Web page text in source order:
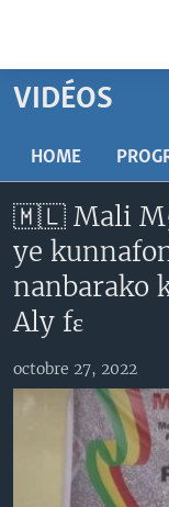
Menu
principal
la
navigation
principale
Retour
MALI KURA
RADIO
TABALE
AN BA FO!
FARAFINA FOLI
ÉTATS-UNIS
Learning English
Langues
VIDÉOS
HOME
🇲🇱 Mali
ye
nanbarako
Aly fɛ
octobre 27, 2022